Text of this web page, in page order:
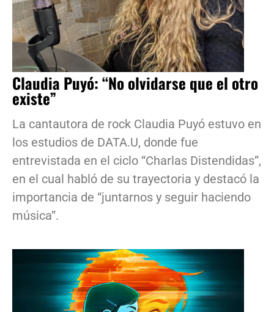
Claudia Puyó: “No olvidarse que el otro
existe”
La cantautora de rock Claudia Puyó estuvo en
los estudios de DATA.U, donde fue
entrevistada en el ciclo “Charlas Distendidas”,
en el cual habló de su trayectoria y destacó la
importancia de “juntarnos y seguir haciendo
música”.